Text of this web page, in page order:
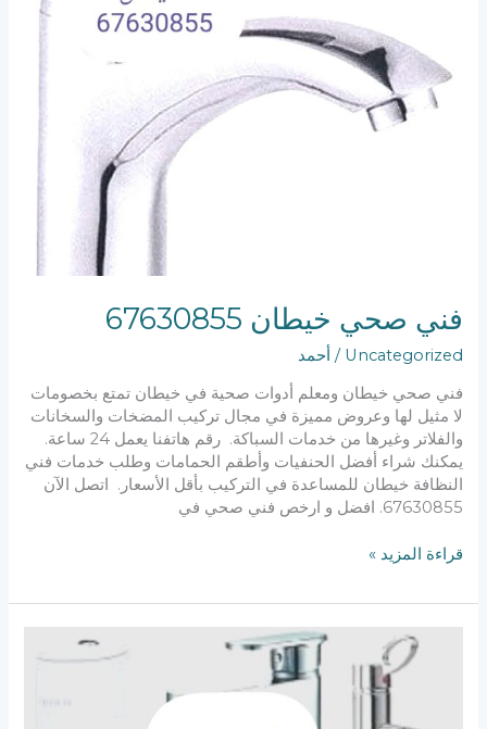
فني صحي خيطان 67630855
Uncategorized
/ أحمد
فني صحي خيطان ومعلم أدوات صحية في خيطان تمتع بخصومات
لا مثيل لها وعروض مميزة في مجال تركيب المضخات والسخانات
والفلاتر وغيرها من خدمات السباكة. رقم هاتفنا يعمل 24 ساعة.
يمكنك شراء أفضل الحنفيات وأطقم الحمامات وطلب خدمات فني
النظافة خيطان للمساعدة في التركيب بأقل الأسعار. اتصل الآن
67630855. افضل و ارخص فني صحي في
قراءة المزيد »